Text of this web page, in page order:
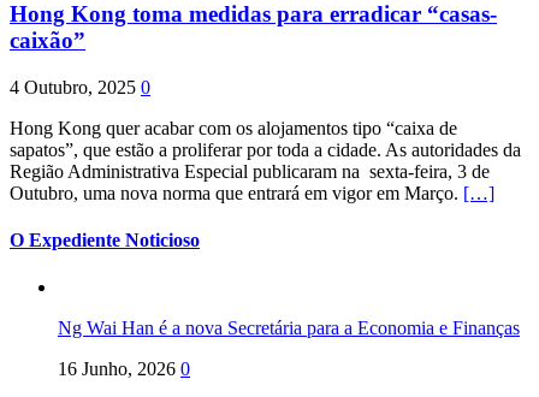
Hong Kong toma medidas para erradicar “casas-
caixão”
4 Outubro, 2025 0
Hong Kong quer acabar com os alojamentos tipo “caixa de
sapatos”, que estão a proliferar por toda a cidade. As autoridades da
Região Administrativa Especial publicaram na sexta-feira, 3 de
Outubro, uma nova norma que entrará em vigor em Março. […]
O Expediente Noticioso
Ng Wai Han é a nova Secretária para a Economia e Finanças
16 Junho, 2026 0